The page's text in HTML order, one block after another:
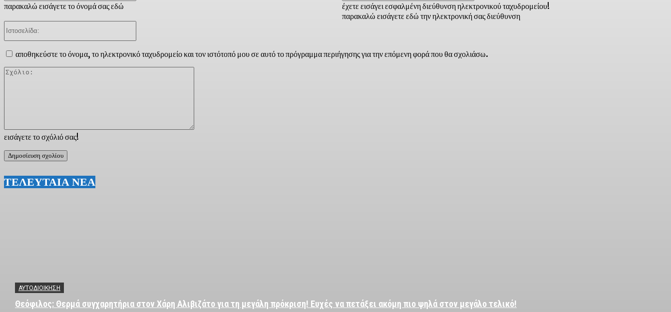
εισάγετε το σχόλιό σας!
παρακαλώ εισάγετε το όνομά σας εδώ
έχετε εισάγει εσφαλμένη διεύθυνση ηλεκτρονικού ταχυδρομείου!
παρακαλώ εισάγετε εδώ την ηλεκτρονική σας διεύθυνση
αποθηκεύστε το όνομα, το ηλεκτρονικό ταχυδρομείο και τον ιστότοπό μου σε αυτό το πρόγραμμα περιήγησης για την επόμενη φορά που θα σχολιάσω.
ΤΕΛΕΥΤΑΙΑ ΝΕΑ
ΑΥΤΟΔΙΟΙΚΗΣΗ
Θεόφιλος: Θερμά συγχαρητήρια στον Χάρη Αλιβιζάτο για τη μεγάλη πρόκριση! Ευχές να πετάξει ακόμη πιο ψηλά στον μεγάλο τελικό!